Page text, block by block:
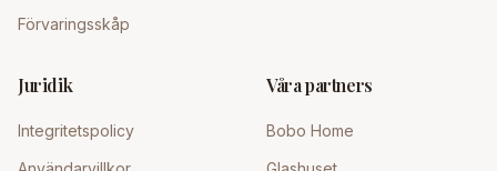
Förvaringsskåp
Juridik
Integritetspolicy
Våra partners
Bobo Home